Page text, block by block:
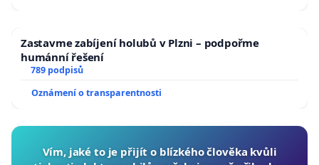
Zastavme zabíjení holubů v Plzni – podpořme
humánní řešení
789 podpisů
Oznámení o transparentnosti
Vím, jaké to je přijít o blízkého člověka kvůli